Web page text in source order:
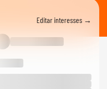
Editar interesses →